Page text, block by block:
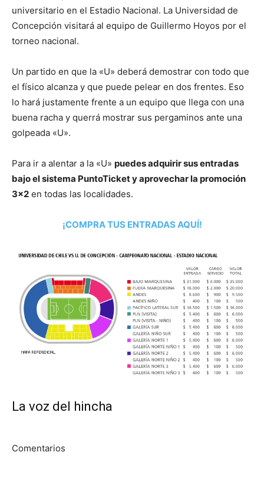
universitario en el Estadio Nacional. La Universidad de
Concepción visitará al equipo de Guillermo Hoyos por el
torneo nacional.
Un partido en que la «U» deberá demostrar con todo que
el físico alcanza y que puede pelear en dos frentes. Eso
lo hará justamente frente a un equipo que llega con una
buena racha y querrá mostrar sus pergaminos ante una
golpeada «U».
Para ir a alentar a la «U» puedes adquirir sus entradas
bajo el sistema PuntoTicket y aprovechar la promoción
3×2 en todas las localidades.
¡COMPRA TUS ENTRADAS AQUÍ!
La voz del hincha
Comentarios